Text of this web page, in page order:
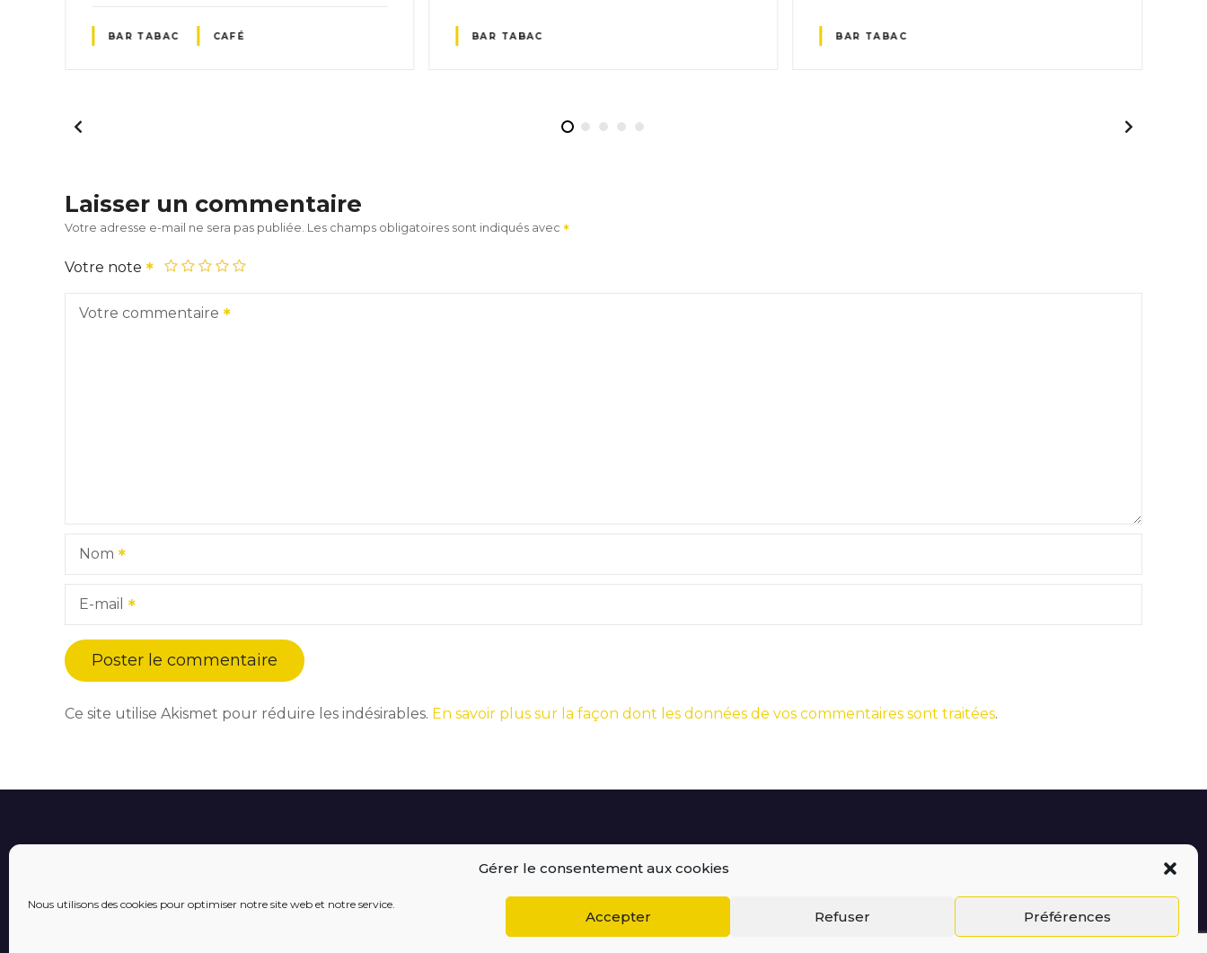
Gérer le consentement aux cookies
Nous utilisons des cookies pour optimiser notre site web et notre service.
Accepter Refuser Préférences
BAR TABAC CAFÉ BAR TABAC BAR TABAC
Laisser un commentaire
Votre adresse e-mail ne sera pas publiée. Les champs obligatoires sont indiqués avec
Votre note
Votre commentaire
Nom
E-mail
Ce site utilise Akismet pour réduire les indésirables. En savoir plus sur la façon dont les données de vos commentaires sont traitées.
BEGOODINWEB | 2021 ©